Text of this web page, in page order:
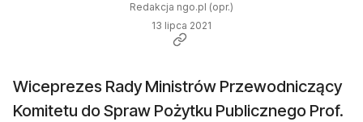
Redakcja ngo.pl (opr.)
13 lipca 2021
Wiceprezes Rady Ministrów Przewodniczący
Komitetu do Spraw Pożytku Publicznego Prof.